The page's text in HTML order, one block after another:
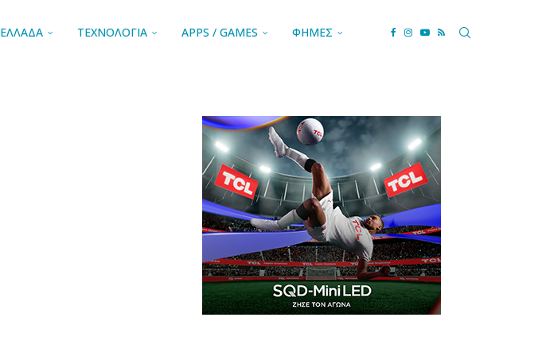
ΕΛΛΑΔΑ ΤΕΧΝΟΛΟΓΙΑ APPS / GAMES ΦΗΜΕΣ